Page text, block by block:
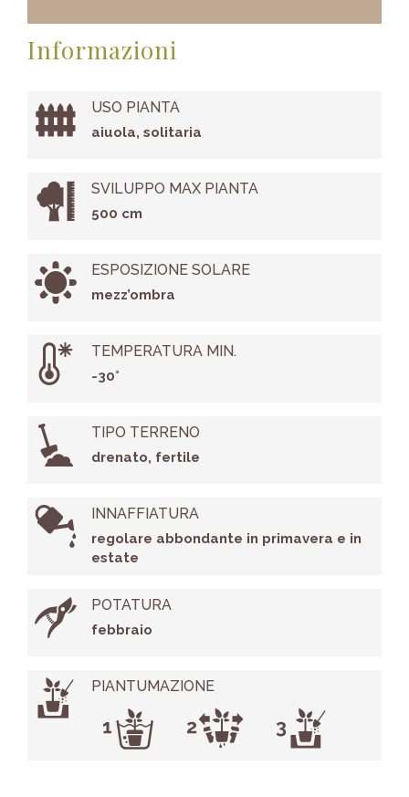
Informazioni
USO PIANTA
aiuola, solitaria
SVILUPPO MAX PIANTA
500 cm
ESPOSIZIONE SOLARE
mezz’ombra
TEMPERATURA MIN.
-30°
TIPO TERRENO
drenato, fertile
INNAFFIATURA
regolare abbondante in primavera e in
estate
POTATURA
febbraio
PIANTUMAZIONE